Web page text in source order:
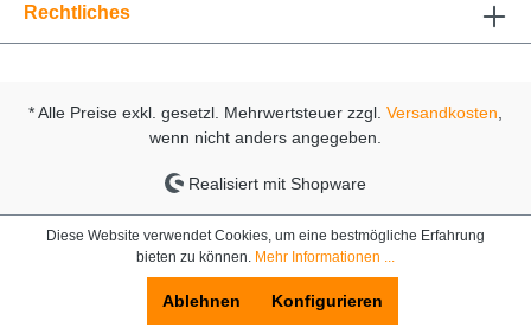
Rechtliches
* Alle Preise exkl. gesetzl. Mehrwertsteuer zzgl. Versandkosten
wenn nicht anders angegeben.
Realisiert mit Shopware
Diese Website verwendet Cookies, um eine bestmögliche Erfahrung
bieten zu können. Mehr Informationen ...
Ablehnen Konfigurieren